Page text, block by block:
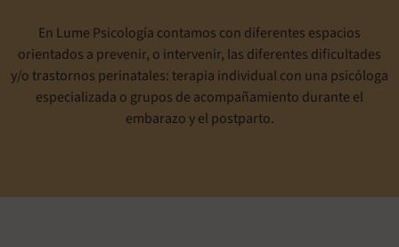
En Lume Psicología contamos con diferentes espacios
orientados a prevenir, o intervenir, las diferentes dificultades
y/o trastornos perinatales: terapia individual con una psicóloga
especializada o grupos de acompañamiento durante el
embarazo y el postparto.